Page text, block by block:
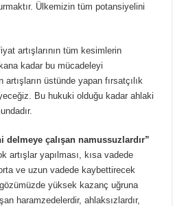
Ülkemizin tüm potansiyelini
artışlarının tüm kesimlerin
kadar bu mücadeleyi
üstünde yapan fırsatçılık
Bu hukuki olduğu kadar ahlaki
delmeye çalışan namussuzlardır”
artışlar yapılması, kısa vadede
ve uzun vadede kaybettirecek
yüksek kazanç uğruna
haramzedelerdir, ahlaksızlardır,